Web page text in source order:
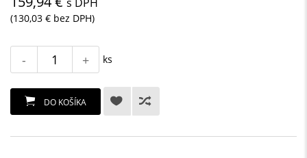
s DPH
(130,03 € bez DPH)
- + ks
DO KOŠÍKA